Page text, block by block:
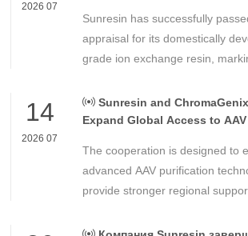
2026 07
Control
Sunresin has successfully
appraisal for its domestically
grade ion exchange resin,
chemical materials for nuclear
14
2026 07
Sunresin and
Expand Global Access to
The cooperation is designed to
advanced AAV purification
provide stronger regional
Americas.